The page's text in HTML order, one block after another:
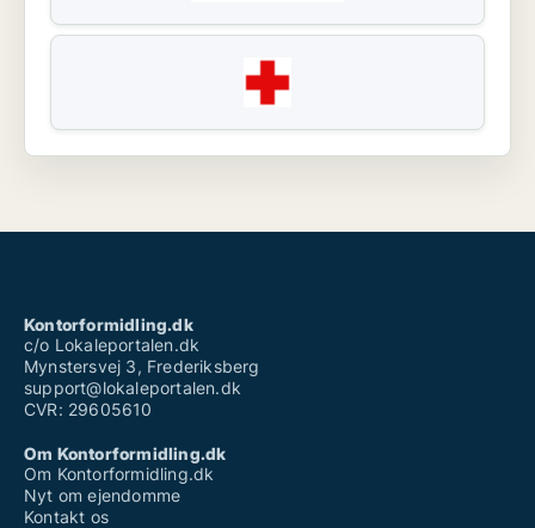
Kontorformidling.dk
c/o Lokaleportalen.dk
Mynstersvej 3, Frederiksberg
support@lokaleportalen.dk
CVR: 29605610
Om Kontorformidling.dk
Om Kontorformidling.dk
Nyt om ejendomme
Kontakt os